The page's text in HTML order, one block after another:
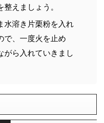
えましょう。
水溶き片栗粉を入れ
で、一度火を止め
がら入れていきまし